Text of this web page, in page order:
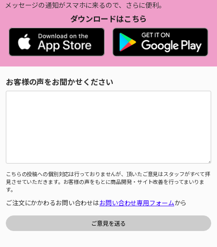
メッセージの通知がスマホに来るので、さらに便利。
ダウンロードはこちら
お客様の声をお聞かせください
こちらの投稿への個別対応は行っておりませんが、頂いたご意見はスタッフがすべて拝
見させていただきます。お客様の声をもとに商品開発・サイト改善を行ってまいりま
す。
ご注文にかかわるお問い合わせはお問い合わせ専用フォームから